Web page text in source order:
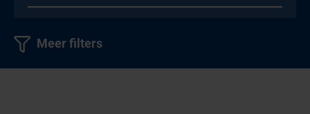
Meer filters